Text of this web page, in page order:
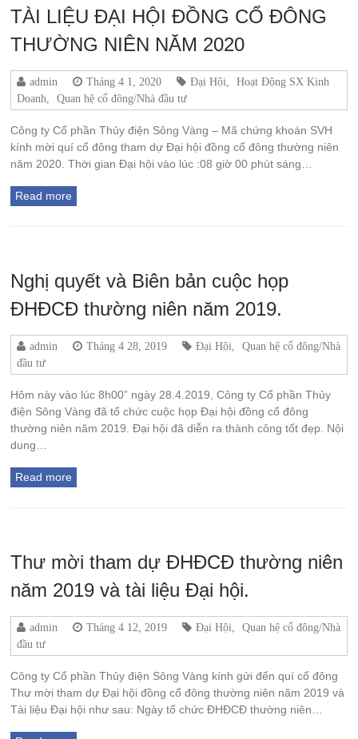
TÀI LIỆU ĐẠI HỘI ĐỒNG CỔ ĐÔNG
THƯỜNG NIÊN NĂM 2020
admin Tháng 4 1, 2020 Đại Hội
Hoạt Động SX Kinh
Doanh
Quan hệ cổ đông/Nhà đầu tư
Công ty Cổ phần Thủy điện Sông Vàng – Mã chứng khoán SVH
kính mời quí cổ đông tham dự Đại hội đồng cổ đông thường niên
năm 2020. Thời gian Đại hội vào lúc :08 giờ 00 phút sáng…
Read more
Nghị quyết và Biên bản cuộc họp
ĐHĐCĐ thường niên năm 2019.
admin Tháng 4 28, 2019 Đại Hội
Quan hệ cổ đông/Nhà
đầu tư
Hôm này vào lúc 8h00” ngày 28.4.2019, Công ty Cổ phần Thủy
điện Sông Vàng đã tổ chức cuộc họp Đại hội đồng cổ đông
thường niên năm 2019. Đại hội đã diễn ra thành công tốt đẹp. Nội
dung…
Read more
Thư mời tham dự ĐHĐCĐ thường niên
năm 2019 và tài liệu Đại hội.
admin Tháng 4 12, 2019 Đại Hội
Quan hệ cổ đông/Nhà
đầu tư
Công ty Cổ phần Thủy điện Sông Vàng kính gửi đến quí cổ đông
Thư mời tham dự Đại hội đồng cổ đông thường niên năm 2019 và
Tài liệu Đại hội như sau: Ngày tổ chức ĐHĐCĐ thường niên…